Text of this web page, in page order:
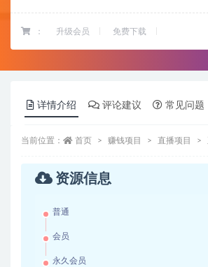
： 升级会员 免费下载
详情介绍 评论建议 常见问题
当前位置： 首页 赚钱项目 直播项目
资源信息
普通
会员
永久会员